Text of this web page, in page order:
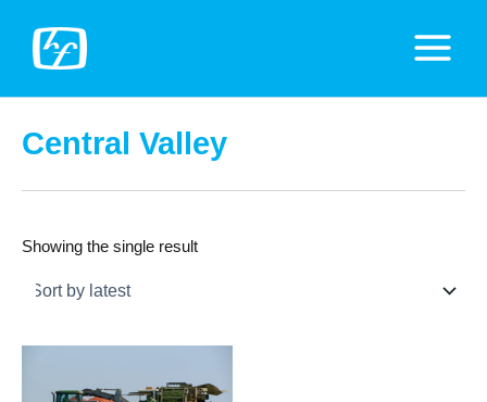
Inhalt
springen
Main
Central Valley
Showing the single result